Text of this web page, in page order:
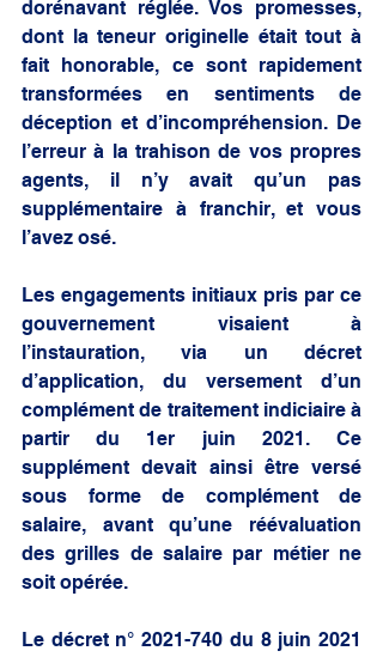
dorénavant réglée. Vos promesses,
dont la teneur originelle était tout à
fait honorable, ce sont rapidement
transformées en sentiments de
déception et d’incompréhension. De
l’erreur à la trahison de vos propres
agents, il n’y avait qu’un pas
supplémentaire à franchir, et vous
l’avez osé.
Les engagements initiaux pris par ce
gouvernement visaient à
l’instauration, via un décret
d’application, du versement d’un
complément de traitement indiciaire à
partir du 1er juin 2021. Ce
supplément devait ainsi être versé
sous forme de complément de
salaire, avant qu’une réévaluation
des grilles de salaire par métier ne
soit opérée.
Le décret n° 2021-740 du 8 juin 2021